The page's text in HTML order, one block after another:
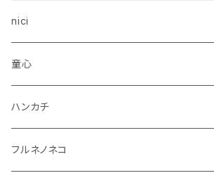
トイプードル
柴犬
ウザギ
パンダ
リス
クマ
モンチッチ
ムーミン
ちいかわ
ミッフィー
nici
童心
ハンカチ
フルネノネコ